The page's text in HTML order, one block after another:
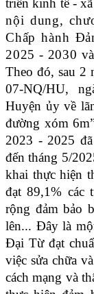
triển kinh tế -
nội dung,
Chấp hành
2025 - 2030 và
Theo đó, sau 2
07-NQ/HU,
Huyện ủy về
đường xóm
2023 - 2025
đến tháng 5/
khai thực hiện
đạt 89,1% các
rộng đảm bảo
lên... Đây là
Đại Từ đạt
việc sửa chữa
cách mạng và